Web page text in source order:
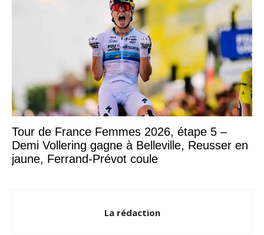
Tour de France Femmes 2026, étape 5 –
Demi Vollering gagne à Belleville, Reusser en
jaune, Ferrand-Prévot coule
La rédaction